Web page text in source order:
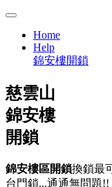
Home
Help
錦安樓開鎖
慈雲山
錦安樓
開鎖
錦安樓區開鎖換鎖最
台門鎖...通通無問題!!